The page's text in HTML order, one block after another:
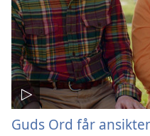
Guds Ord får